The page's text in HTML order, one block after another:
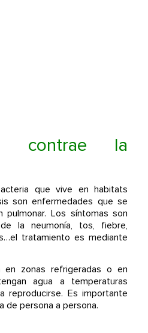
contrae la
que vive en habitats
son enfermedades que se
pulmonar. Los síntomas son
la neumonía, tos, fiebre,
tratamiento es mediante
en zonas refrigeradas o en
agua a temperaturas
reproducirse. Es importante
de persona a persona.